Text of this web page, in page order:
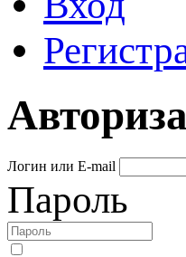
Логин или E-mail
Пароль